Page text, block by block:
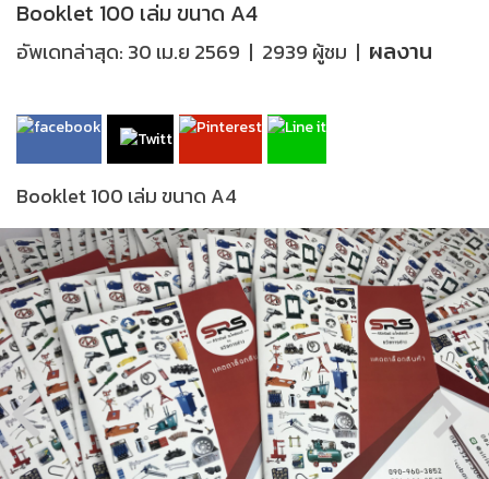
Booklet 100 เล่ม ขนาด A4
อัพเดทล่าสุด: 30 เม.ย 2569 | 2939 ผู้ชม | ผลงาน
Booklet 100 เล่ม ขนาด A4